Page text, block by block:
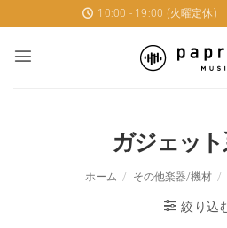
to
content
10:00 - 19:00 (火曜定休)
ガジェッ
ホーム / その他楽器/機材 /
絞り込